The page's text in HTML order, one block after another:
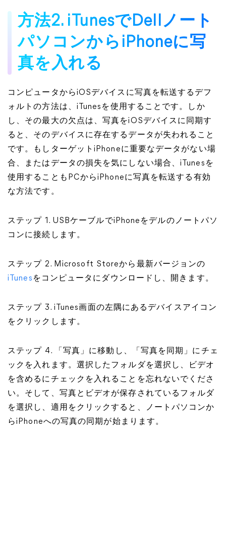
方法2. iTunesでDellノート
パソコンからiPhoneに写
真を入れる
コンピュータからiOSデバイスに写真を転送するデフ
ォルトの方法は、iTunesを使用することです。しか
し、その最大の欠点は、写真をiOSデバイスに同期す
ると、そのデバイスに存在するデータが失われること
です。もしターゲットiPhoneに重要なデータがない場
合、またはデータの損失を気にしない場合、iTunesを
使用することもPCからiPhoneに写真を転送する有効
な方法です。
ステップ 1. USBケーブルでiPhoneをデルのノートパソ
コンに接続します。
ステップ 2. Microsoft Storeから最新バージョンの
iTunes をコンピュータにダウンロードし、開きます。
ステップ 3. iTunes画面の左隅にあるデバイスアイコン
をクリックします。
ステップ 4. 「写真」に移動し、「写真を同期」にチェ
ックを入れます。選択したフォルダを選択し、ビデオ
を含めるにチェックを入れることを忘れないでくださ
い。そして、写真とビデオが保存されているフォルダ
を選択し、適用をクリックすると、ノートパソコンか
らiPhoneへの写真の同期が始まります。